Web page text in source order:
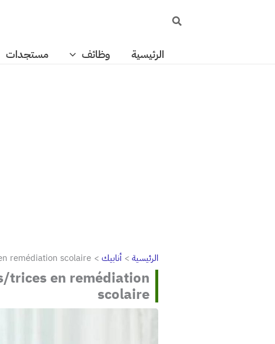
البحث
الرئيسية وظائف مستجدات
الرئيسية أنابيك remédiation scolaire
trices en remédiation
scolaire